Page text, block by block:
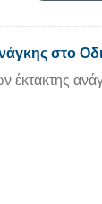
στο
έκτακτης